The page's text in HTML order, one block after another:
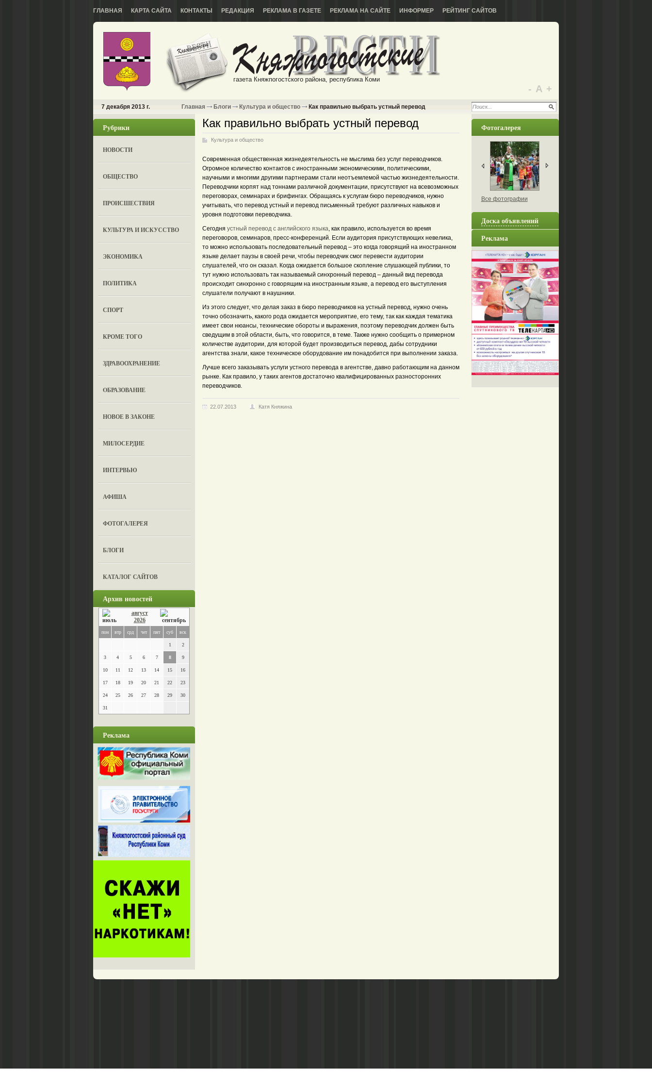
ГЛАВНАЯ КАРТА САЙТА КОНТАКТЫ РЕДАКЦИЯ РЕКЛАМА В ГАЗЕТЕ РЕКЛАМА НА САЙТЕ ИНФОРМЕР РЕЙТИНГ САЙТОВ
газета Княжпогостского района, республика Коми
- А +
7 декабря 2013 г. Главная Блоги Культура и общество Как правильно выбрать устный перевод
Рубрики
НОВОСТИ
ОБЩЕСТВО
ПРОИСШЕСТВИЯ
КУЛЬТУРА И ИСКУССТВО
ЭКОНОМИКА
ПОЛИТИКА
СПОРТ
КРОМЕ ТОГО
ЗДРАВООХРАНЕНИЕ
OБРАЗОВАНИЕ
НОВОЕ В ЗАКОНЕ
МИЛОСЕРДИЕ
ИНТЕРВЬЮ
АФИША
ФОТОГАЛЕРЕЯ
БЛОГИ
КАТАЛОГ САЙТОВ
Архив новостей
август
2026
пон втр срд чет пят суб вск
1 2
3 4 5 6 7 8 9
10 11 12 13 14 15 16
17 18 19 20 21 22 23
24 25 26 27 28 29 30
31
Реклама
Как правильно выбрать устный перевод
Культура и общество
Современная общественная жизнедеятельность не мыслима без услуг переводчиков.
Огромное количество контактов с иностранными экономическими, политическими,
научными и многими другими партнерами стали неотъемлемой частью жизнедеятельности.
Переводчики корпят над тоннами различной документации, присутствуют на всевозможных
переговорах, семинарах и брифингах. Обращаясь к услугам бюро переводчиков, нужно
учитывать, что перевод устный и перевод письменный требуют различных навыков и
уровня подготовки переводчика.
Сегодня устный перевод с английского языка, как правило, используется во время
переговоров, семинаров, пресс-конференций. Если аудитория присутствующих невелика,
то можно использовать последовательный перевод – это когда говорящий на иностранном
языке делает паузы в своей речи, чтобы переводчик смог перевести аудитории
слушателей, что он сказал. Когда ожидается большое скопление слушающей публики, то
тут нужно использовать так называемый синхронный перевод – данный вид перевода
происходит синхронно с говорящим на иностранным языке, а перевод его выступления
слушатели получают в наушники.
Из этого следует, что делая заказ в бюро переводчиков на устный перевод, нужно очень
точно обозначить, какого рода ожидается мероприятие, его тему, так как каждая тематика
имеет свои нюансы, технические обороты и выражения, поэтому переводчик должен быть
сведущим в этой области, быть, что говорится, в теме. Также нужно сообщить о примерном
количестве аудитории, для которой будет производиться перевод, дабы сотрудники
агентства знали, какое техническое оборудование им понадобится при выполнении заказа.
Лучше всего заказывать услуги устного перевода в агентстве, давно работающим на данном
рынке. Как правило, у таких агентов достаточно квалифицированных разносторонних
переводчиков.
22.07.2013 Катя Княжина
Фотогалерея
Все фотографии
Доска объявлений
Реклама